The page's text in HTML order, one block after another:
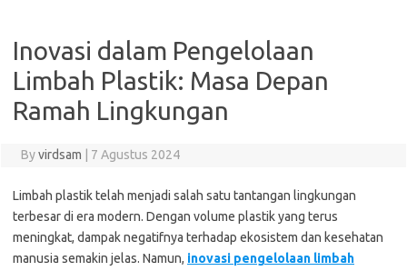
Inovasi dalam Pengelolaan
Limbah Plastik: Masa Depan
Ramah Lingkungan
Byvirdsam 7 Agustus 2024
Limbah plastik telah menjadi salah satu tantangan lingkungan
terbesar di era modern. Dengan volume plastik yang terus
meningkat, dampak negatifnya terhadap ekosistem dan kesehatan
manusia semakin jelas. Namun, inovasi pengelolaan limbah